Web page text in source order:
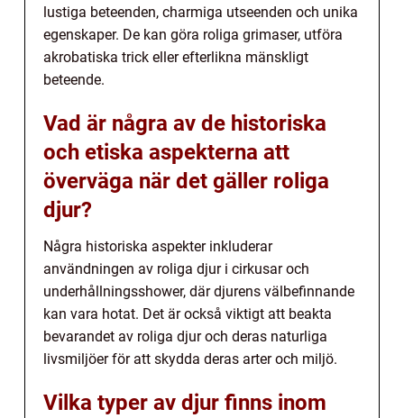
lustiga beteenden, charmiga utseenden och unika
egenskaper. De kan göra roliga grimaser, utföra
akrobatiska trick eller efterlikna mänskligt
beteende.
Vad är några av de historiska
och etiska aspekterna att
överväga när det gäller roliga
djur?
Några historiska aspekter inkluderar
användningen av roliga djur i cirkusar och
underhållningsshower, där djurens välbefinnande
kan vara hotat. Det är också viktigt att beakta
bevarandet av roliga djur och deras naturliga
livsmiljöer för att skydda deras arter och miljö.
Vilka typer av djur finns inom